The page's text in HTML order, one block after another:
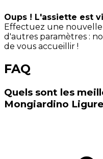
Oups ! L'assiette est
Effectuez une
d'autres paramètres :
de vous accueillir !
FAQ
Quels sont les
Mongiardino